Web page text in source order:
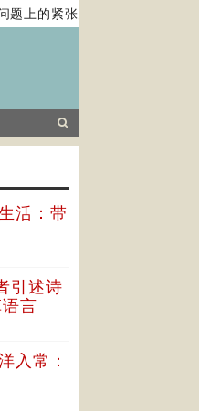
的紧张关系对全球经济构成风
活：带
引述诗
言
入常：